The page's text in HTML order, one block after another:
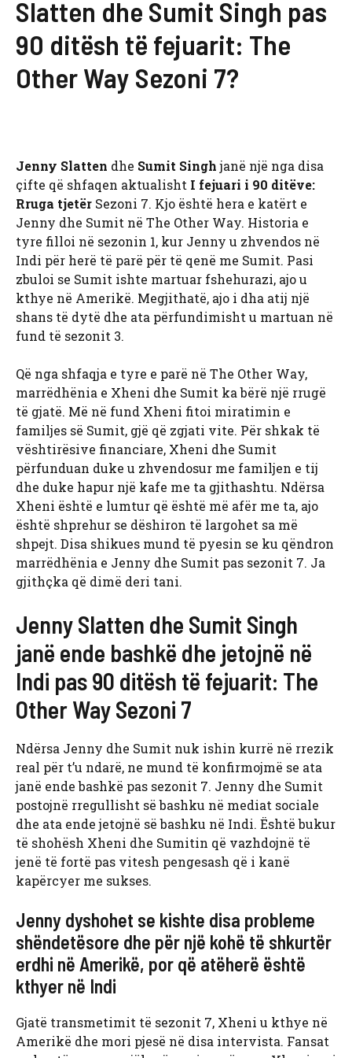
Slatten dhe Sumit Singh pas
90 ditësh të fejuarit: The
Other Way Sezoni 7?
Jenny Slatten dhe Sumit Singhjanë një nga disa
çifte që shfaqen aktualisht I fejuari i 90 ditëve:
Rruga tjetër Sezoni 7. Kjo është hera e katërt e
Jenny dhe Sumit në The Other Way. Historia e
tyre filloi në sezonin 1, kur Jenny u zhvendos në
Indi për herë të parë për të qenë me Sumit. Pasi
zbuloi se Sumit ishte martuar fshehurazi, ajo u
kthye në Amerikë. Megjithatë, ajo i dha atij një
shans të dytë dhe ata përfundimisht u martuan në
fund të sezonit 3.
Që nga shfaqja e tyre e parë në The Other Way,
marrëdhënia e Xheni dhe Sumit ka bërë një rrugë
të gjatë. Më në fund Xheni fitoi miratimin e
familjes së Sumit, gjë që zgjati vite. Për shkak të
vështirësive financiare, Xheni dhe Sumit
përfunduan duke u zhvendosur me familjen e tij
dhe duke hapur një kafe me ta gjithashtu. Ndërsa
Xheni është e lumtur që është më afër me ta, ajo
është shprehur se dëshiron të largohet sa më
shpejt. Disa shikues mund të pyesin se ku qëndron
marrëdhënia e Jenny dhe Sumit pas sezonit 7. Ja
gjithçka që dimë deri tani.
Jenny Slatten dhe Sumit Singh
janë ende bashkë dhe jetojnë në
Indi pas 90 ditësh të fejuarit: The
Other Way Sezoni 7
Ndërsa Jenny dhe Sumit nuk ishin kurrë në rrezik
real për t’u ndarë, ne mund të konfirmojmë se ata
janë ende bashkë pas sezonit 7. Jenny dhe Sumit
postojnë rregullisht së bashku në mediat sociale
dhe ata ende jetojnë së bashku në Indi. Është bukur
të shohësh Xheni dhe Sumitin që vazhdojnë të
jenë të fortë pas vitesh pengesash që i kanë
kapërcyer me sukses.
Jenny dyshohet se kishte disa probleme
shëndetësore dhe për një kohë të shkurtër
erdhi në Amerikë, por që atëherë është
kthyer në Indi
Gjatë transmetimit të sezonit 7, Xheni u kthye në
Amerikë dhe mori pjesë në disa intervista. Fansat